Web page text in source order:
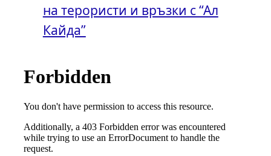
на терористи и връзки с “Ал
Кайда”